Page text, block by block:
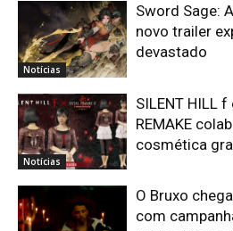
Notícias
Sword Sage:
novo trailer
devastado
Notícias
SILENT HILL f
REMAKE
cosmética
O Bruxo
com